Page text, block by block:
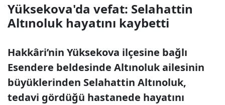
Yüksekova'da vefat: Selahattin
Altınoluk hayatını kaybetti
Hakkâri’nin Yüksekova ilçesine bağlı
Esendere beldesinde Altınoluk ailesinin
büyüklerinden Selahattin Altınoluk,
tedavi gördüğü hastanede hayatını